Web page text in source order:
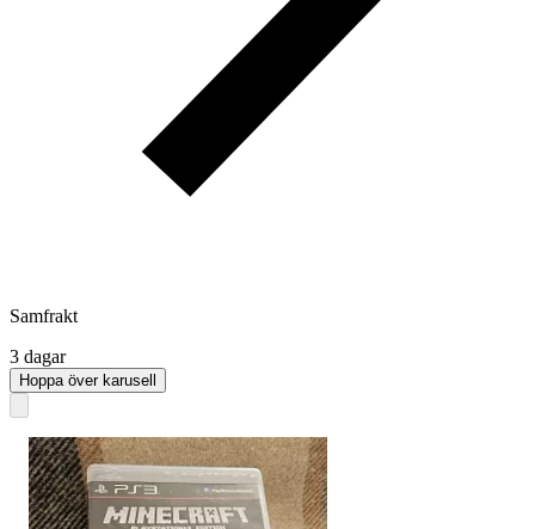
Samfrakt
3 dagar
Hoppa över karusell